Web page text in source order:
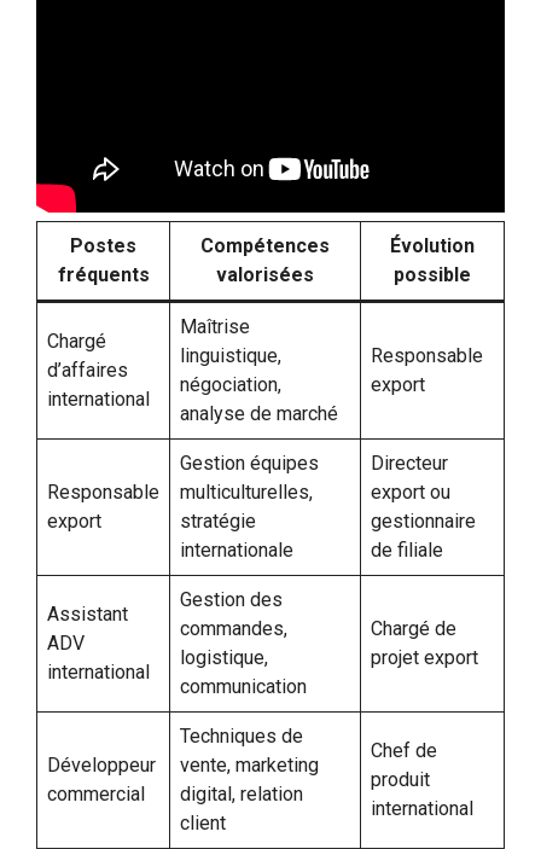
Postes
fréquents
Compétences
valorisées
Évolution
possible
Chargé
d’affaires
international
Maîtrise
linguistique,
négociation,
analyse de marché
Responsable
export
Responsable
export
Gestion équipes
multiculturelles,
stratégie
internationale
Directeur
export ou
gestionnaire
de filiale
Assistant
ADV
international
Gestion des
commandes,
logistique,
communication
Chargé de
projet export
Développeur
commercial
Techniques de
vente, marketing
digital, relation
client
Chef de
produit
international